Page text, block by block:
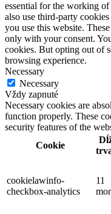
essential for the working
also use third-party
you use this website.
only with your consent.
cookies. But opting out of
browsing experience.
Necessary
Necessary
Vždy zapnuté
Necessary cookies are
function properly. These
security features of the
Cookie
cookielawinfo-
checkbox-analytics
11